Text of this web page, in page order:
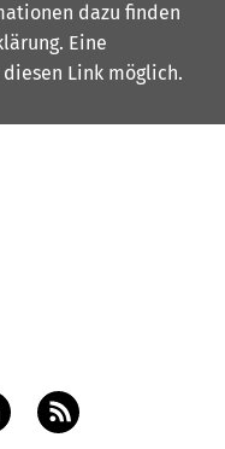
dazu finden
. Eine
Link möglich.